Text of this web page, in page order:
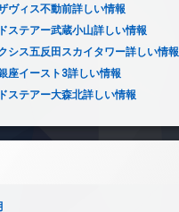
ヴィス不動前詳しい情報
ステアー武蔵小山詳しい情報
シス五反田スカイタワー詳しい情報
座イースト3詳しい情報
ステアー大森北詳しい情報